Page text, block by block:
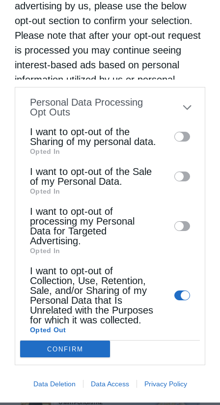
advertising by us, please use the below
opt-out section to confirm your selection.
Please note that after your opt-out request
is processed you may continue seeing
interest-based ads based on personal
information utilized by us or personal
to your opt-out. You may separately opt-out
information by third parties on the IAB’s list
of downstream participants. This
information may also be disclosed by us to
third parties on theIAB’s List of
Downstream Participants
disclose it to other third parties.
Personal Data Processing
Opt Outs
I want to opt-out of the
Sharing of my personal data.
Opted In
I want to opt-out of the Sale
of my Personal Data.
Opted In
I want to opt-out of
processing my Personal
Data for Targeted
Advertising.
Opted In
I want to opt-out of
Collection, Use, Retention,
Sale, and/or Sharing of my
Personal Data that Is
Unrelated with the Purposes
for which it was collected.
Opted Out
CONFIRM
Data Deletion Data Access Privacy Policy
ΔΗΜΗΤΡΙΆΔΟΣ ΙΓΝΆΤΙΟ;
ΜΟΙΡΑΣΟΥ 0
Προηγούμενο άρθρο
Αρχιμ. Νεκτάριος Μουλατσιώτης: Γιατί ο Άγιος ονομάστηκε
Επόμενο άρθρο
Πανηγυρίζει το Παρεκκλήσιο του Αγίου Λευκίου της
Μητρόπολης Ν. Ιωνίας, στο Άλσος Φιλαδέλφειας
Η LEROY MERLIN στηρίζει τον Ελληνικό Ερυθρό
Σταυρό...